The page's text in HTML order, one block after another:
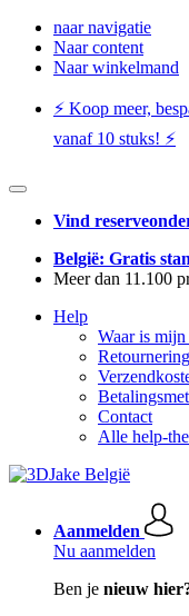
naar navigatie
Naar content
Naar winkelmand
⚡️ Koop meer,
vanaf 10 stuks! ⚡️
Vind
België: Gratis
Meer dan 11.100
Help
Waar is
Contact
Alle help-
Aanmelden
Nu aanmelden
Ben je nieuw